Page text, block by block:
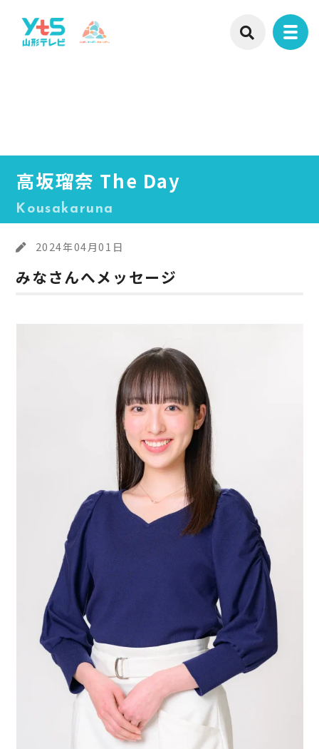
高坂瑠奈 The Day
Kousakaruna
2024年04月01日
みなさんへメッセージ